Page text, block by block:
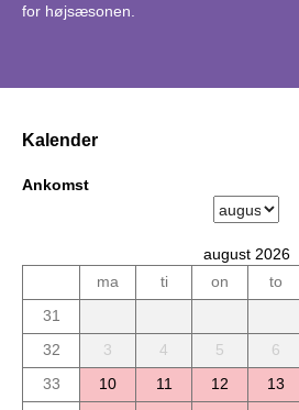
for højsæsonen.
Kalender
Ankomst
august 2026
ma
ti on to
31
32
3 4 5 6
33
10 11 12 13